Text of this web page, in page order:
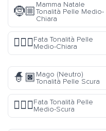
🤶🏼
Mamma Natale
Tonalità Pelle Medio-
Chiara
🧚🏼‍♀️Fata Tonalità Pelle
Medio-Chiara
🧙🏿Mago (Neutro)
Tonalità Pelle Scura
🧚🏾‍♀️Fata Tonalità Pelle
Medio-Scura